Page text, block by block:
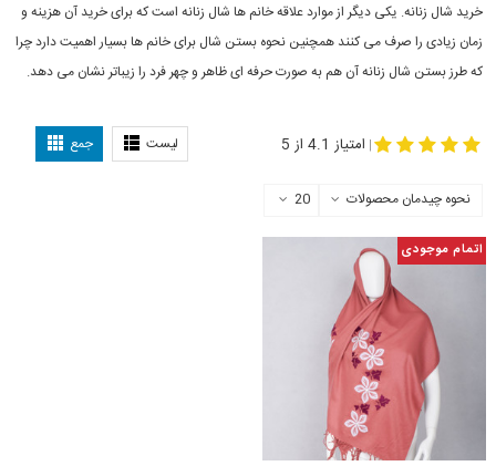
خرید شال زنانه. یکی دیگر از موارد علاقه خانم ها شال زنانه است که برای خرید آن هزینه و
زمان زیادی را صرف می کنند همچنین نحوه بستن شال برای خانم ها بسیار اهمیت دارد چرا
که طرز بستن شال زنانه آن هم به صورت حرفه ای ظاهر و چهر فرد را زیباتر نشان می دهد.
لیست جمع | امتیاز 4.1 از 5
نحوه چیدمان محصولات 20
اتمام موجودی